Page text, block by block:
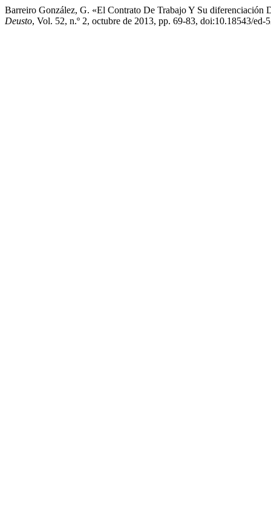
Barreiro González, G. «El Contrato De Trabajo Y Su diferenciación
Deusto, Vol. 52, n.º 2, octubre de 2013, pp. 69-83, doi:10.18543/ed-